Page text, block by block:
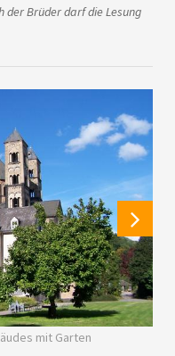
der Brüder darf die Lesung
mit Garten